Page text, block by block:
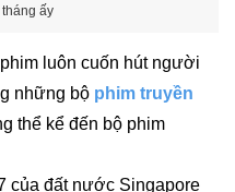
ấy
luôn cuốn hút người
những bộ phim truyền
thể kể đến bộ phim
của đất nước Singapore